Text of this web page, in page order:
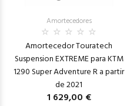
Amortecedores
Amortecedor Touratech
Suspension EXTREME para KTM
1290 Super Adventure R a partir
de 2021
1 629,00 €